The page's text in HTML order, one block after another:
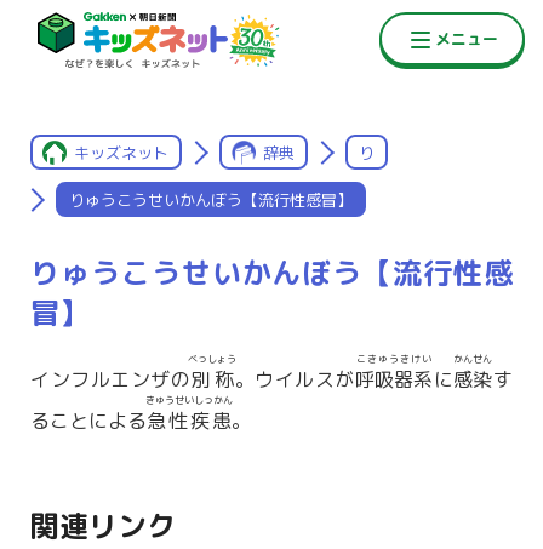
キッズネット 辞典 り
りゅうこうせいかんぼう【流行性感冒】
りゅうこうせいかんぼう【流行性感
冒】
インフルエンザの別称
べっしょう
。ウイルスが呼吸器系
こきゅうきけい
に感染
かんせん
す
ることによる急性疾患
きゅうせいしっかん
。
関連リンク